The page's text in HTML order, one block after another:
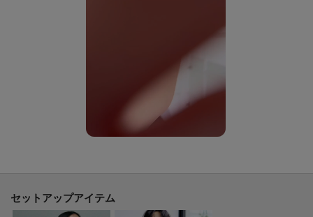
同素材のブラウス（商品番号：153－85512、153－85513）とのセットアッ
※こちらの商品は複数の国で生産しております。
ベトナム製：ホワイト（003） チャコールグレー（014） ブラウン（043／
セットアップアイテム